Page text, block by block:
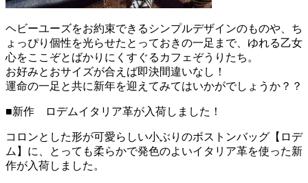
ヘビーユーズをお約束できるシンプルデザインのものや、ち
ょっぴり個性を光らせたとっておきの一足まで、ゆれる乙女
心をここぞとばかりにくすぐるカフェぞうりたち。
お好みとおサイズが合えば即決間違いなし！
運命の一足と共に新年を迎えてみてはいかがでしょうか？？
■新作 ロデムイタリア革が入荷しました！
コロンとした形が可愛らしい小ぶりのボストンバッグ【ロデ
ム】に、とっても柔らかで発色のよいイタリア革を使った新
作が入荷しました。